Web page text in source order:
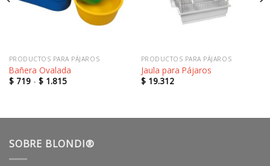
deseos
PRODUCTOS PARA PÁJAROS
Bañera Ovalada
$719 - $1.815Rango
hasta
deseos
PRODUCTOS PARA PÁJAROS
Jaula para Pájaros
$19.312
SOBRE BLONDI®